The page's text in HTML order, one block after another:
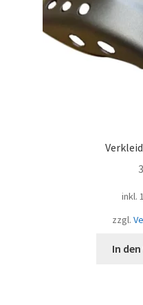
inkl.
zzgl.
In